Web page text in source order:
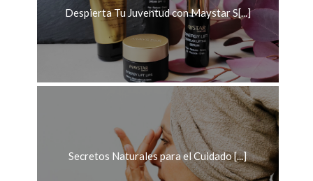
Despierta Tu Juventud con Maystar S[...]
Secretos Naturales para el Cuidado [...]